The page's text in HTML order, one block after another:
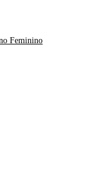
Feminino